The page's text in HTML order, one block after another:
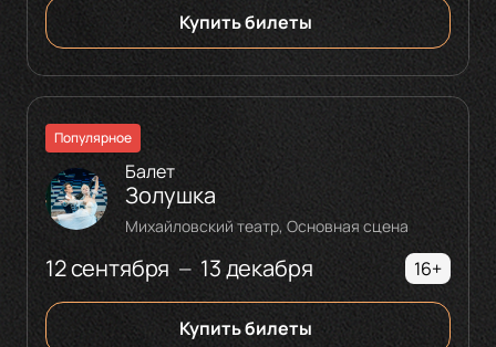
Купить билеты
Популярное
12 сентября — 13 декабря
Балет
Золушка
Михайловский театр, Основная сцена
16+
Купить билеты